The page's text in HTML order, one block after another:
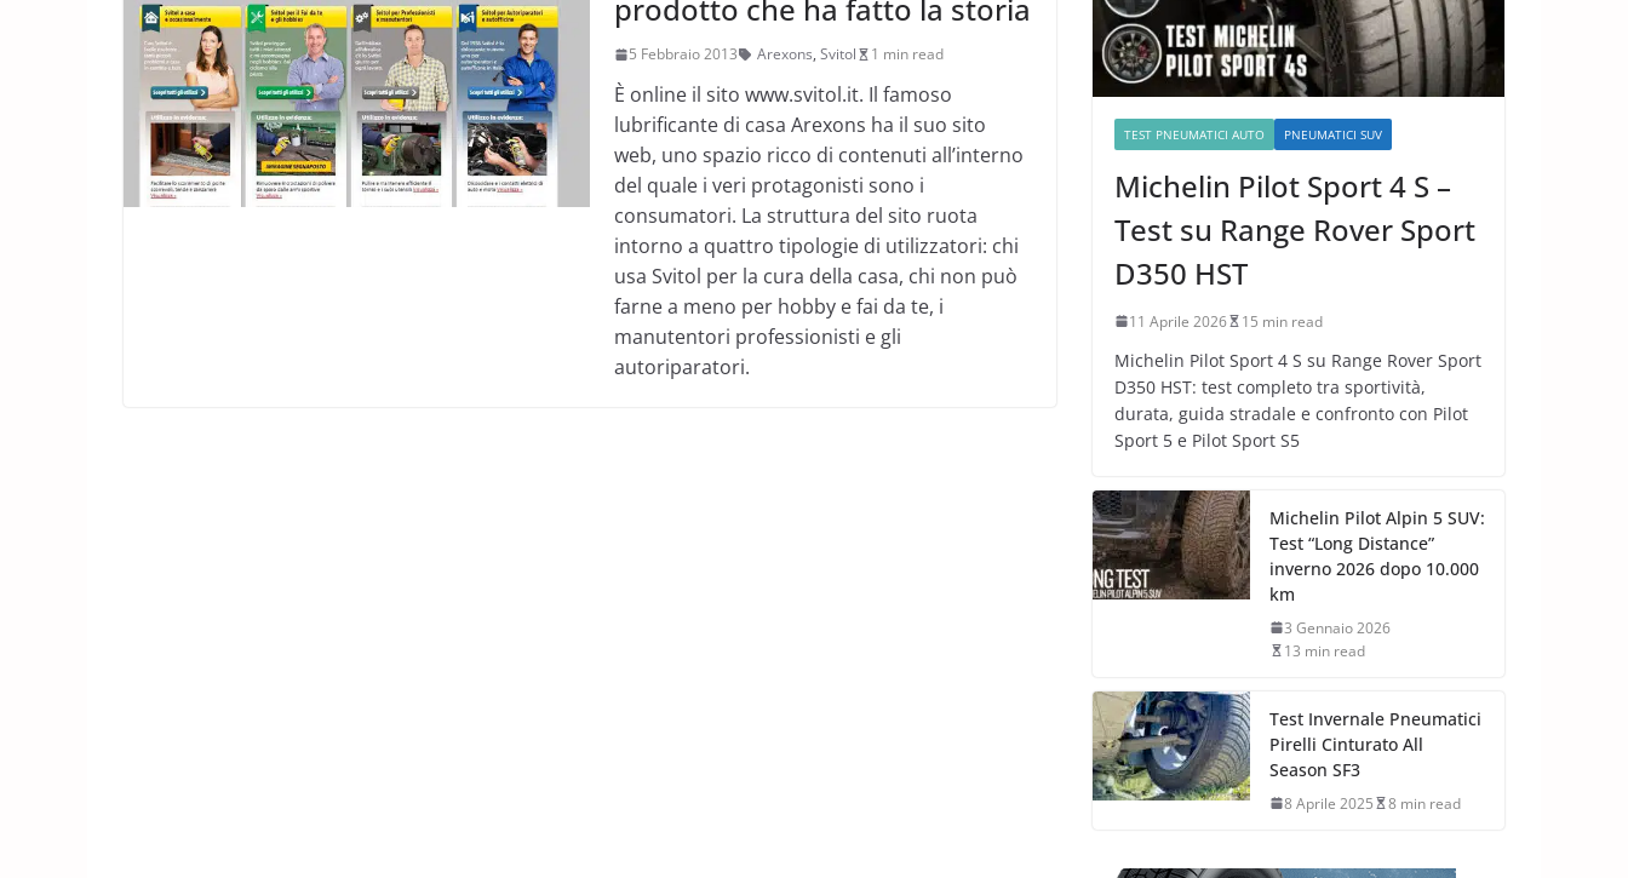
prodotto che ha fatto la storia
5 Febbraio 2013 Arexons, Svitol 1 min read
È online il sito www.svitol.it. Il famoso
lubrificante di casa Arexons ha il suo sito
web, uno spazio ricco di contenuti all’interno
del quale i veri protagonisti sono i
consumatori. La struttura del sito ruota
intorno a quattro tipologie di utilizzatori: chi
usa Svitol per la cura della casa, chi non può
farne a meno per hobby e fai da te, i
manutentori professionisti e gli
autoriparatori.
TEST PNEUMATICI AUTO PNEUMATICI SUV
Michelin Pilot Sport 4 S –
Test su Range Rover Sport
D350 HST
11 Aprile 2026 15 min read
Michelin Pilot Sport 4 S su Range Rover Sport
D350 HST: test completo tra sportività,
durata, guida stradale e confronto con Pilot
Sport 5 e Pilot Sport S5
Michelin Pilot Alpin 5 SUV:
Test “Long Distance”
inverno 2026 dopo 10.000
km
3 Gennaio 2026
13 min read
Test Invernale Pneumatici
Pirelli Cinturato All
Season SF3
8 Aprile 2025 8 min read